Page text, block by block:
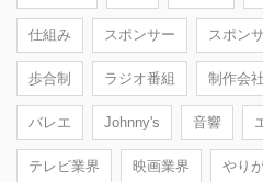
仕組み スポンサー スポン
歩合制 ラジオ番組 制作会社
バレエ Johnny's 音響
テレビ業界 映画業界 やり